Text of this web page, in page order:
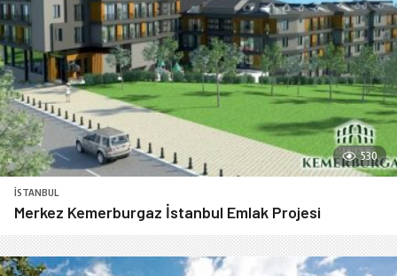
530
İSTANBUL
Merkez Kemerburgaz İstanbul Emlak Projesi